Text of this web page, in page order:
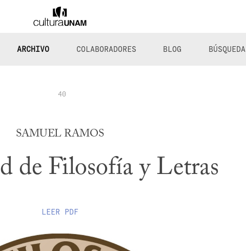
ARCHIVO COLABORADORES BLOG BÚSQUEDA
40
SAMUEL RAMOS
de Filosofía y Letras
LEER PDF